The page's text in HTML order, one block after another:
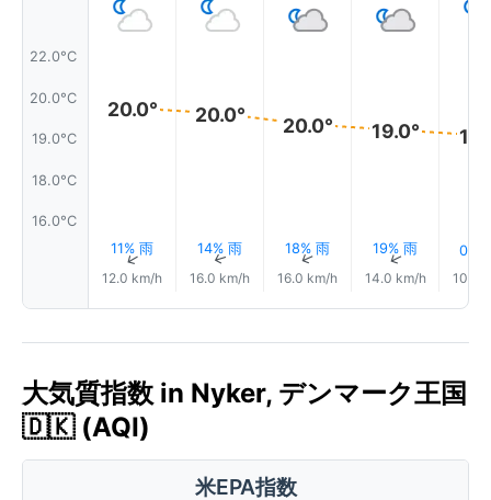
22.0°C
20.0°C
19.0°C
18.0°C
16.0°C
20.0°
11% 雨
↑
12.0 km/h
20.0°
14% 雨
↑
16.0 km/h
20.0°
18% 雨
↑
16.0 km/h
19.0°
19% 雨
↑
14.0 km/h
0.1
10.0
大気質指数 in Nyker, デンマーク王国
🇩🇰 (AQI)
米EPA指数